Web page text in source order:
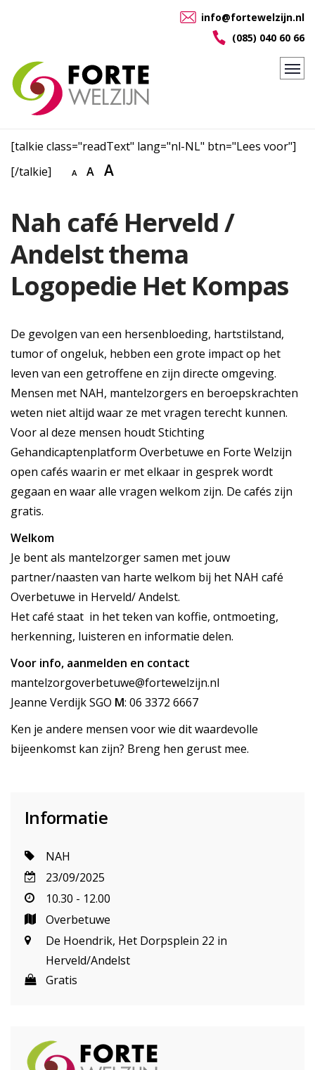
info@fortewelzijn.nl
(085) 040 60 66
[talkie class="readText" lang="nl-NL" btn="Lees voor"]
[/talkie]
A A A
Nah café Herveld /
Andelst thema
Logopedie Het Kompas
De gevolgen van een hersenbloeding, hartstilstand,
tumor of ongeluk, hebben een grote impact op het
leven van een getroffene en zijn directe omgeving.
Mensen met NAH, mantelzorgers en beroepskrachten
weten niet altijd waar ze met vragen terecht kunnen.
Voor al deze mensen houdt Stichting
Gehandicaptenplatform Overbetuwe en Forte Welzijn
open cafés waarin er met elkaar in gesprek wordt
gegaan en waar alle vragen welkom zijn. De cafés zijn
gratis.
Welkom
Je bent als mantelzorger samen met jouw
partner/naasten van harte welkom bij het NAH café
Overbetuwe in Herveld/ Andelst.
Het café staat in het teken van koffie, ontmoeting,
herkenning, luisteren en informatie delen.
Voor info, aanmelden en contact
mantelzorgoverbetuwe@fortewelzijn.nl
Jeanne Verdijk SGO M: 06 3372 6667
Ken je andere mensen voor wie dit waardevolle
bijeenkomst kan zijn? Breng hen gerust mee.
Informatie
NAH
23/09/2025
10.30 - 12.00
Overbetuwe
De Hoendrik, Het Dorpsplein 22 in
Herveld/Andelst
Gratis